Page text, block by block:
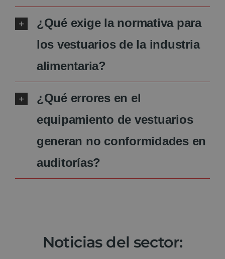
¿Qué exige la normativa para
los vestuarios de la industria
alimentaria?
¿Qué errores en el
equipamiento de vestuarios
generan no conformidades en
auditorías?
Noticias del sector: